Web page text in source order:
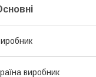
виробник